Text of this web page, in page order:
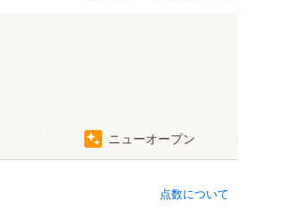
ニューオープン
点数について